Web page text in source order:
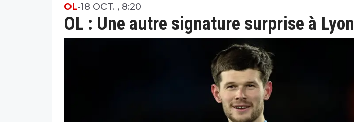
OL : Une autre signature surprise à Lyon
OL•18 OCT. , 8:20